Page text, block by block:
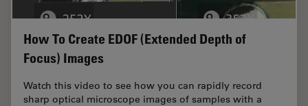
How To Create EDOF (Extended Depth of
Focus) Images
Watch this video to see how you can rapidly record
sharp optical microscope images of samples with a